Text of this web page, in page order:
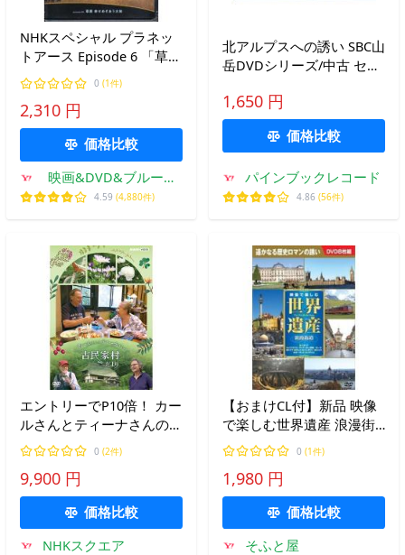
NHKスペシャル プラネッ
トアース Episode 6 「草原
命せめぎあう大地」 (Blu-
ray) [送料無料]
0 (1件)
2,310 円
価格比較
映画&DVD&ブルーレ
イならSORA
4.59 (4,880件)
北アルプスへの誘い SBC山
岳DVDシリーズ/中古 セル
1,650 円
価格比較
パインブックレコード
4.86 (56件)
エントリーでP10倍！ カー
ルさんとティーナさんの古
民家村だより DVD-BOX 全
3枚
0 (2件)
9,900 円
価格比較
NHKスクエア
【おまけCL付】新品 映像
で楽しむ世界遺産 浪漫街
道 DVD8枚組 （DVD）
BCP-073
0 (1件)
1,980 円
価格比較
そふと屋